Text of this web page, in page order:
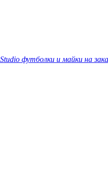
футболки и майки на